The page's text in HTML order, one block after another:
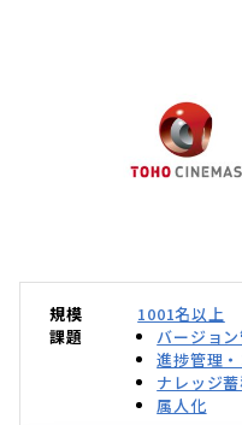
規模
1001名以上
課題
バージョ
進捗管理
ナレッジ
属人化